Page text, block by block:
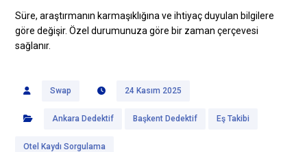
Süre, araştırmanın karmaşıklığına ve ihtiyaç duyulan bilgilere
göre değişir. Özel durumunuza göre bir zaman çerçevesi
sağlanır.
Swap 24 Kasım 2025
Ankara Dedektif Başkent Dedektif Eş Takibi
Otel Kaydı Sorgulama